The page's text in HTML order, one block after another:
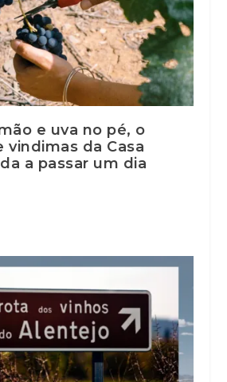
e uva no pé, o
vindimas da Casa
a passar um dia